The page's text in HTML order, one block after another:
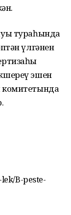
тураһында
үлгәнен
эшен
комитетында
B-peste-